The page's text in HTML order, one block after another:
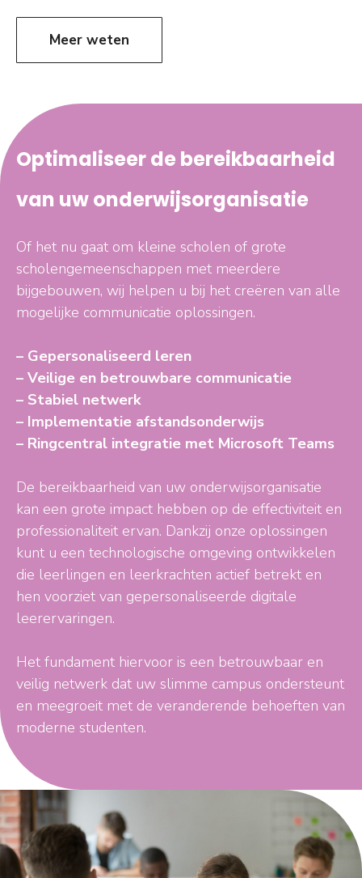
Meer weten
Optimaliseer de bereikbaarheid
van uw onderwijsorganisatie
Of het nu gaat om kleine scholen of grote
scholengemeenschappen met meerdere
bijgebouwen, wij helpen u bij het creëren van alle
mogelijke communicatie oplossingen.
– Gepersonaliseerd leren
– Veilige en betrouwbare communicatie
– Stabiel netwerk
– Implementatie afstandsonderwijs
– Ringcentral integratie met Microsoft Teams
De bereikbaarheid van uw onderwijsorganisatie
kan een grote impact hebben op de effectiviteit en
professionaliteit ervan. Dankzij onze oplossingen
kunt u een technologische omgeving ontwikkelen
die leerlingen en leerkrachten actief betrekt en
hen voorziet van gepersonaliseerde digitale
leerervaringen.
Het fundament hiervoor is een betrouwbaar en
veilig netwerk dat uw slimme campus ondersteunt
en meegroeit met de veranderende behoeften van
moderne studenten.